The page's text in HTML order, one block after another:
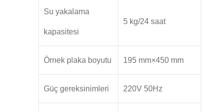
Su yakalama
kapasitesi
5 kg/24 saat
Örnek plaka boyutu 195 mm×450 mm
Güç gereksinimleri 220V 50Hz